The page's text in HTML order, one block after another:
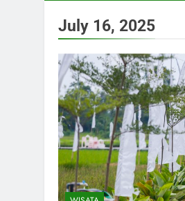
July 16, 2025